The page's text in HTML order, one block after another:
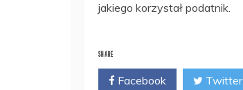
jakiego korzystał podatnik.
SHARE
Facebook Twitter